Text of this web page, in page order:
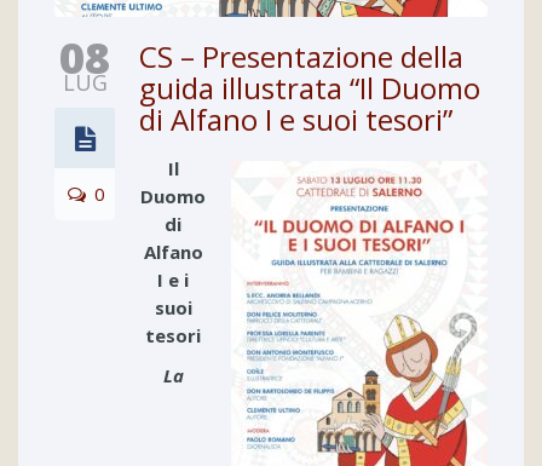
08
LUG
0
CS – Presentazione della
guida illustrata “Il Duomo
di Alfano I e suoi tesori”
Il
Duomo
di
Alfano
I e i
suoi
tesori
La